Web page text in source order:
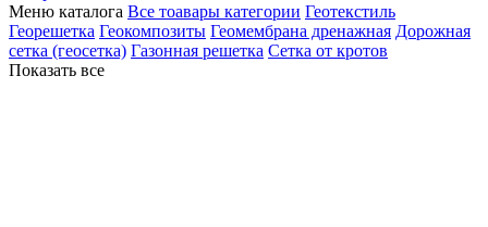
Меню каталога Все тоавары категории Геотекстиль
Георешетка Геокомпозиты Геомембрана дренажная Дорожная
сетка (геосетка) Газонная решетка Сетка от кротов
Показать все